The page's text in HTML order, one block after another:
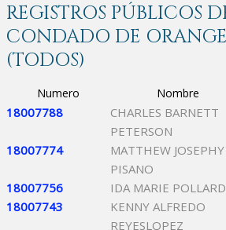
REGISTROS PÚBLICOS
CONDADO DE
(TODOS)
Numero Nombre
18007788
CHARLES BARNETT
PETERSON
18007774
MATTHEW JOSEPHY
PISANO
18007756 IDA MARIE POLLARD
18007743
KENNY ALFREDO
REYESLOPEZ